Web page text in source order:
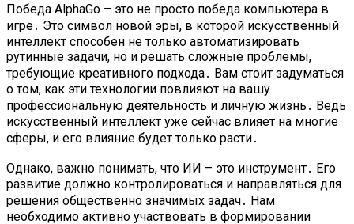
Победа AlphaGo – это не просто победа компьютера в
игре․ Это символ новой эры, в которой искусственный
интеллект способен не только автоматизировать
рутинные задачи, но и решать сложные проблемы,
требующие креативного подхода․ Вам стоит задуматься
о том, как эти технологии повлияют на вашу
профессиональную деятельность и личную жизнь․ Ведь
искусственный интеллект уже сейчас влияет на многие
сферы, и его влияние будет только расти․
Однако, важно понимать, что ИИ – это инструмент․ Его
развитие должно контролироваться и направляться для
решения общественно значимых задач․ Нам
необходимо активно участвовать в формировании